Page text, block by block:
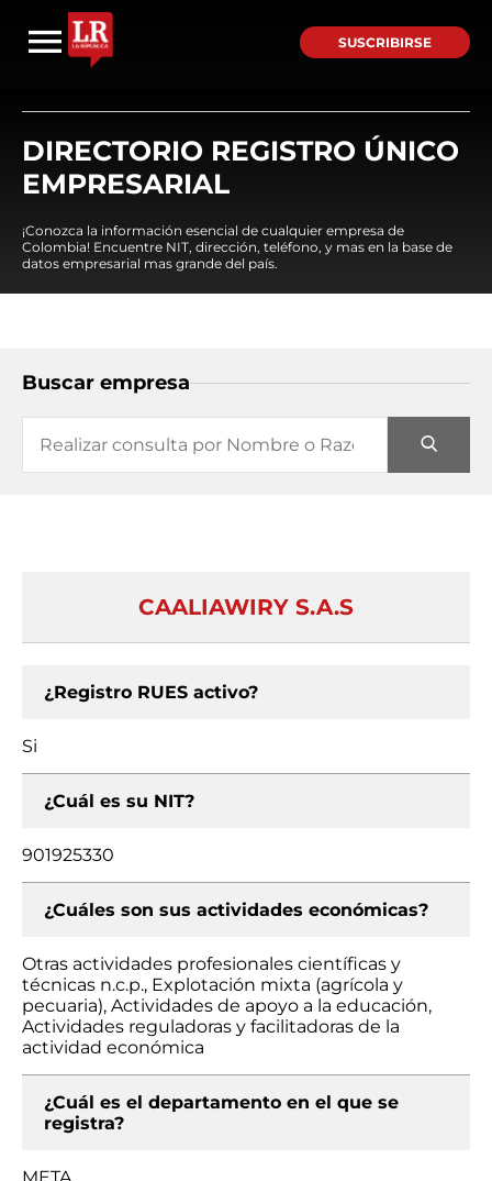
SUSCRIBIRSE
DIRECTORIO REGISTRO ÚNICO
EMPRESARIAL
¡Conozca la información esencial de cualquier empresa de
Colombia! Encuentre NIT, dirección, teléfono, y mas en la base de
datos empresarial mas grande del país.
Buscar empresa
CAALIAWIRY S.A.S
¿Registro RUES activo?
Si
¿Cuál es su NIT?
901925330
¿Cuáles son sus actividades económicas?
Otras actividades profesionales científicas y
técnicas n.c.p., Explotación mixta (agrícola y
pecuaria), Actividades de apoyo a la educación,
Actividades reguladoras y facilitadoras de la
actividad económica
¿Cuál es el departamento en el que se
registra?